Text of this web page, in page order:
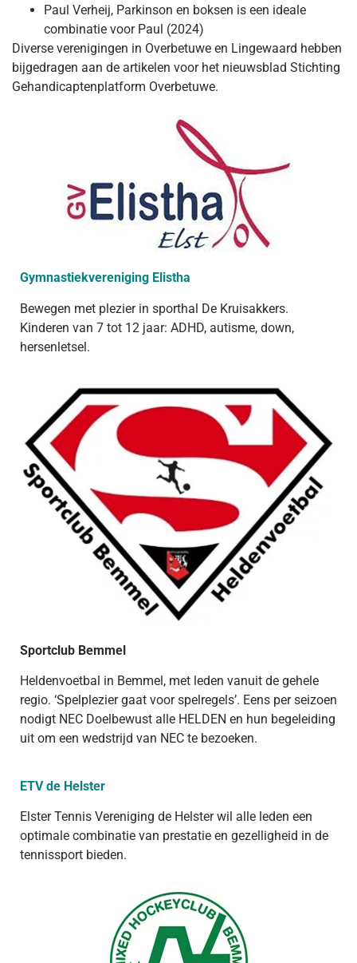
Paul Verheij, Parkinson en boksen is een ideale
combinatie voor Paul (2024)
Diverse verenigingen in Overbetuwe en Lingewaard hebben
bijgedragen aan de artikelen voor het nieuwsblad Stichting
Gehandicaptenplatform Overbetuwe.
Gymnastiekvereniging Elistha
Bewegen met plezier in sporthal De Kruisakkers.
Kinderen van 7 tot 12 jaar: ADHD, autisme, down,
hersenletsel.
Sportclub Bemmel
Heldenvoetbal in Bemmel, met leden vanuit de gehele
regio. ‘Spelplezier gaat voor spelregels’. Eens per seizoen
nodigt NEC Doelbewust alle HELDEN en hun begeleiding
uit om een wedstrijd van NEC te bezoeken.
ETV de Helster
Elster Tennis Vereniging de Helster wil alle leden een
optimale combinatie van prestatie en gezelligheid in de
tennissport bieden.